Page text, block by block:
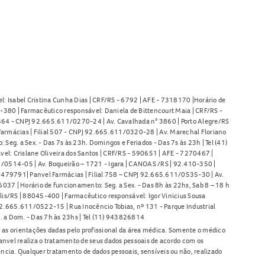
Cristina Cunha Dias | CRF/RS - 6792 | AFE - 7318170 |Horário de
| Farmacêutico responsável: Daniela de Bittencourt Maia | CRF/RS -
- CNPJ 92.665.611/0270-24 | Av. Cavalhada n° 3860 | Porto Alegre/RS
| Filial 507 - CNPJ 92.665.611/0320-28 | Av. Marechal Floriano
a Sex. - Das 7s às 23h. Domingos e Feriados - Das 7s às 23h | Tel (41)
Crislane Oliveira dos Santos | CRF/RS - 590651 | AFE - 7270467 |
0514-05 | Av. Boqueirão – 1721 - Igara | CANOAS /RS | 92.410-350 |
Panvel Farmácias | Filial 758 – CNPJ 92.665.611/0535-30 | Av.
| Horário de funcionamento: Seg. a Sex. - Das 8h às 22hs, Sab 8 – 18 h
RS | 88045-400 | Farmacêutico responsável: Igor Vinicius Sousa
0522-15 | Rua Inocêncio Tobias, nº 131 - Parque Industrial
a Dom. - Das 7h às 23hs | Tel (11) 943826814
orientações dadas pelo profissional da área médica. Somente o médico
realiza o tratamento de seus dados pessoais de acordo com os
Qualquer tratamento de dados pessoais, sensíveis ou não, realizado